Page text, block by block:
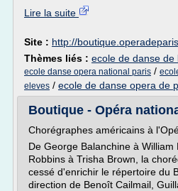
Lire la suite
Site : http://
Thèmes liés : ecole de danse
ecole danse opera national paris /
eleves / ecole de danse opera de
Boutique - Opéra
Chorégraphes américains à
De George Balanchine à
Robbins à Trisha Brown, la
cessé d'enrichir le répertoire du
direction de Benoît Cailmail,